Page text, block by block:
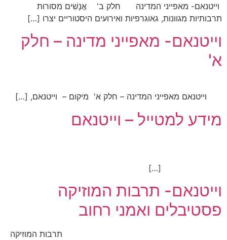
וייטנאם- מאפייני המדינה חלק ב' אֲנָשִׁים מסורות
תרבותיות מגוונות, גאוגרפיות ואירועים היסטוריים יצרו […]
וייטנאם- מאפייני מדינה – חלק
א'
וייטנאם מאפייני המדינה – חלק א' מיקום – וייטנאם, […]
מידע למטייל – וייטנאם
[…]
וייטנאם- תרבות המוזיקה
פסטיבלים ואמני רחוב
תרבות המוזיקה